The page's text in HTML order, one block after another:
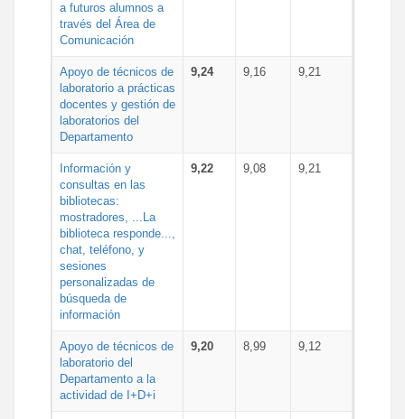
a futuros alumnos a
través del Área de
Comunicación
Apoyo de técnicos de
laboratorio a prácticas
docentes y gestión de
laboratorios del
Departamento
9,24 9,16 9,21
Información y
consultas en las
bibliotecas:
mostradores, ...La
biblioteca responde...,
chat, teléfono, y
sesiones
personalizadas de
búsqueda de
información
9,22 9,08 9,21
Apoyo de técnicos de
laboratorio del
Departamento a la
actividad de I+D+i
9,20 8,99 9,12